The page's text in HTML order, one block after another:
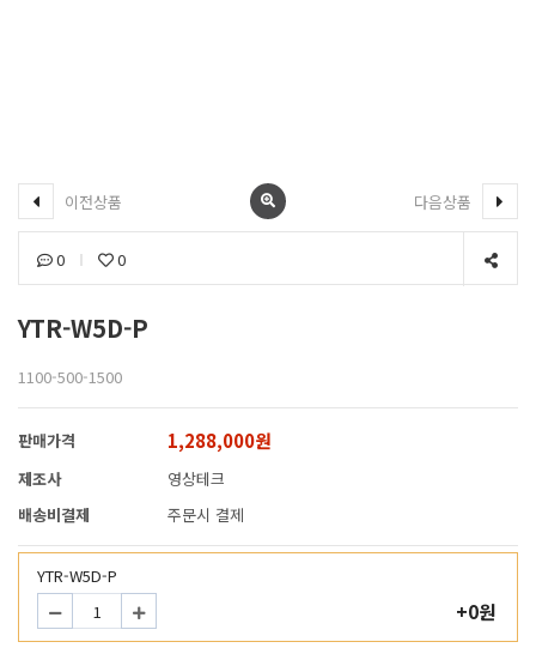
이전상품 다음상품
0 0
YTR-W5D-P
1100-500-1500
판매가격 1,288,000원
제조사
영상테크
배송비결제
주문시 결제
YTR-W5D-P
+0원